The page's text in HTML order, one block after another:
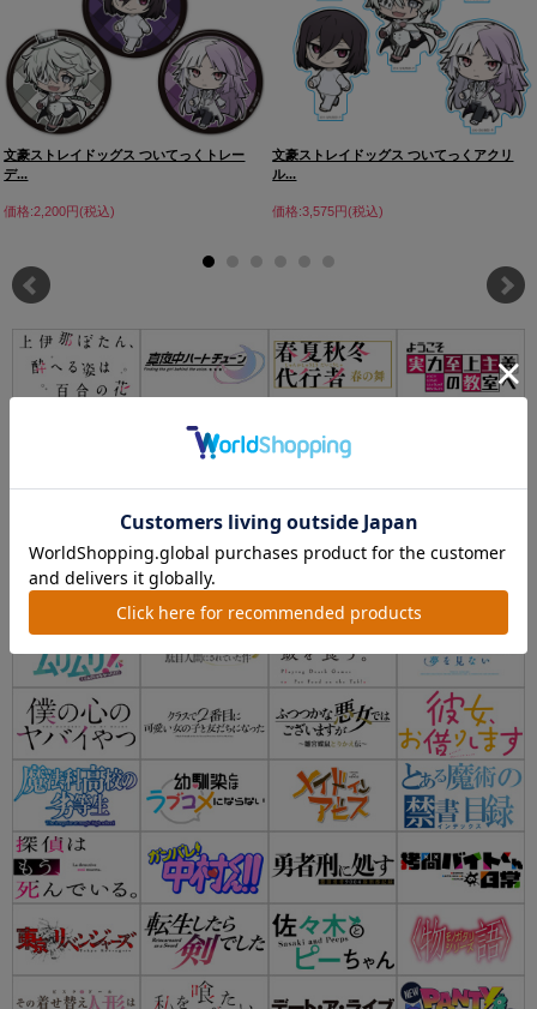
文豪ストレイドッグス ついてっくトレー
デ...
価格:2,200円(税込)
文豪ストレイドッグス ついてっくアクリ
ル...
価格:3,575円(税込)